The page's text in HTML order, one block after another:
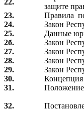
защите
23.
Правила
24.
Закон
25.
Данные
2б.
Закон
27.
Закон
28.
Закон
29.
Закон
30.
Концепция
31.
Положение
32.